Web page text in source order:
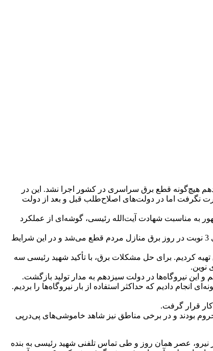
اخیر گریبانگیر اقتصاد و مردم شده است، در 3 سال گذشته در دولت سیزدهم هیچ‌گونه قطع برق سراسری در کشور اجرا نشد. این در
شد. درباره اینکه چطور در 3 سال دولت سیزدهم قطع برق صورت نگرفت اما در دولت‌های اصلاح‌طلب قبل و بعد از دولت
به مناسبت شهادت آیت‌الله رئیسی، گوشه‌ای از عملکرد
محرابیان درباره طرح‌های برق‌رسانی در دولت سیزدهم اظهار کرد: قبل از تابستان 1400 شاهد خاموشی‌های گسترده در سطح کشور بودیم و حتی 3 نوبت در روز برق منازل مردم قطع می‌شد و در این شرایط
کردیم. برای حل مشکلات برق، با تأکید شهید رئیسی سه
نوین.
و این نیروگاه‌ها در دولت سیزدهم به مدار تولید بازگشت.
انجام دادیم که حداکثر استفاده از بار نیروگاه‌ها را بردیم.
قرار گرفت.
از آب باکیفیت محروم بودند و در برخی مناطق نیز شاهد خاموشی‌های پی‌درپی
نیرو، عصر همان روز و طی تماس تلفنی شهید رئیسی به بنده